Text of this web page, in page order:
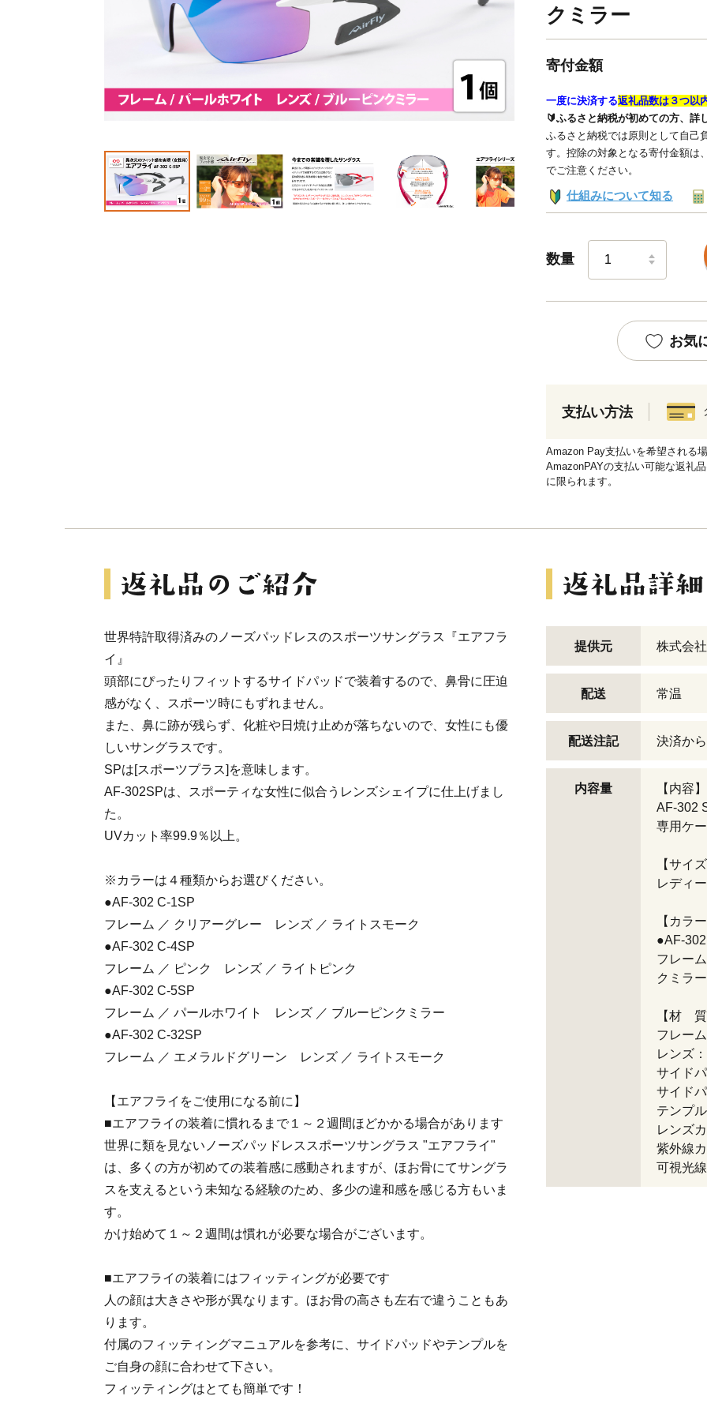
クミラー
寄付金額
一度に決済する返礼品数は３つ以
🔰ふるさと納税が初めての方、詳
ふるさと納税では原則として自己
す。控除の対象となる寄付金額は
でご注意ください。
仕組みについて知る
数量
お気
支払い方法
Amazon Pay支払いを希望される
AmazonPAYの支払い可能な返礼
に限られます。
世界特許取得済みのノーズパッドレスのスポーツサングラス『エアフラ
イ』
頭部にぴったりフィットするサイドパッドで装着するので、鼻骨に圧迫
感がなく、スポーツ時にもずれません。
また、鼻に跡が残らず、化粧や日焼け止めが落ちないので、女性にも優
しいサングラスです。
SPは[スポーツプラス]を意味します。
AF-302SPは、スポーティな女性に似合うレンズシェイプに仕上げまし
た。
UVカット率99.9％以上。
※カラーは４種類からお選びください。
●AF-302 C-1SP
フレーム ／ クリアーグレー レンズ ／ ライトスモーク
●AF-302 C-4SP
フレーム ／ ピンク レンズ ／ ライトピンク
●AF-302 C-5SP
フレーム ／ パールホワイト レンズ ／ ブルーピンクミラー
●AF-302 C-32SP
フレーム ／ エメラルドグリーン レンズ ／ ライトスモーク
【エアフライをご使用になる前に】
■エアフライの装着に慣れるまで１～２週間ほどかかる場合があります
世界に類を見ないノーズパッドレススポーツサングラス "エアフライ"
は、多くの方が初めての装着感に感動されますが、ほお骨にてサングラ
スを支えるという未知なる経験のため、多少の違和感を感じる方もいま
す。
かけ始めて１～２週間は慣れが必要な場合がございます。
■エアフライの装着にはフィッティングが必要です
人の顔は大きさや形が異なります。ほお骨の高さも左右で違うこともあ
ります。
付属のフィッティングマニュアルを参考に、サイドパッドやテンプルを
ご自身の顔に合わせて下さい。
フィッティングはとても簡単です！
提供元 株式会
配送 常温
配送注記 決済か
内容量
【内容】
AF-302
専用ケ
【サイ
レディ
【カラ
●AF-
フレー
クミラー
【材
フレー
レンズ
サイド
サイド
テンプ
レンズ
紫外線
可視光